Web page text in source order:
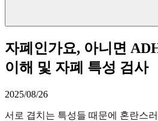
자폐인가요, 아니면
이해 및 자폐 특성 검사
2025/08/26
서로 겹치는 특성들 때문에 혼란스